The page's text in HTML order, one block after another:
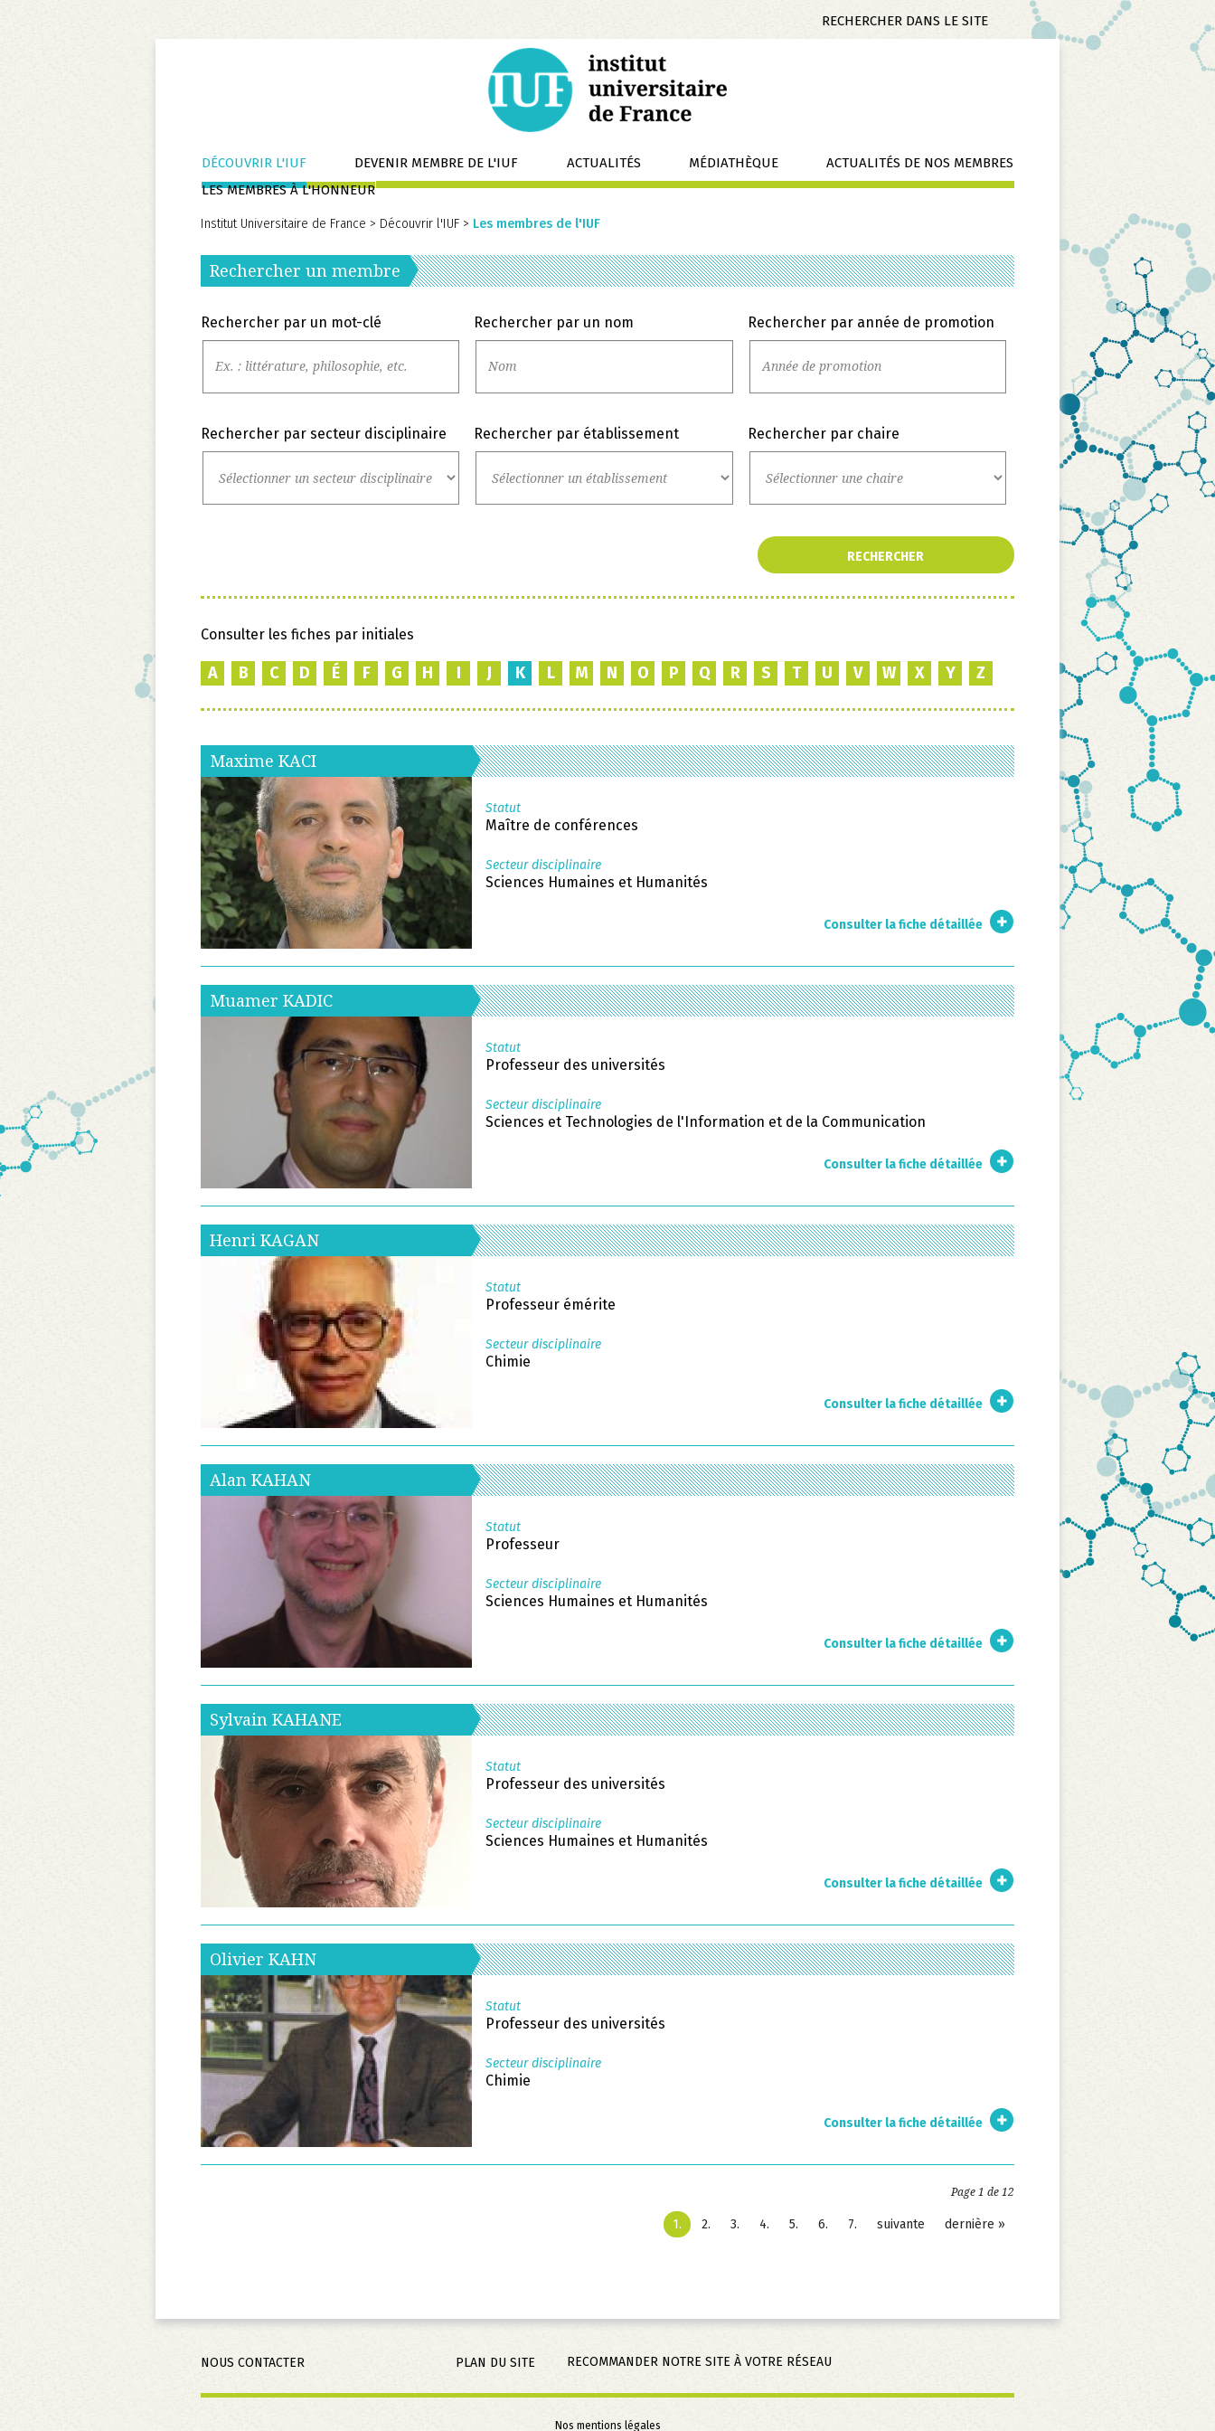
Mots-
Aller
au
contenu
DÉCOUVRIR L'IUF DEVENIR MEMBRE DE L'IUF ACTUALITÉS MÉDIATHÈQUE
ACTUALITÉS DE NOS MEMBRES
LES MEMBRES À L'HONNEUR
Institut Universitaire de France > Découvrir l'IUF > Les membres de l'IUF
Rechercher un membre
Rechercher par un mot-clé Rechercher par un nom Rechercher par année de promotion
Rechercher par secteur disciplinaire Rechercher par établissement Rechercher par chaire
Consulter les fiches par initiales
A B C D É F G H I J K L M N O P Q R S T U V W X Y Z
Maxime KACI
Statut
Maître de conférences
Secteur disciplinaire
Sciences Humaines et Humanités
Consulter la fiche détaillée
Muamer KADIC
Statut
Professeur des universités
Secteur disciplinaire
Sciences et Technologies de l'Information et de la Communication
Consulter la fiche détaillée
Henri KAGAN
Statut
Professeur émérite
Secteur disciplinaire
Chimie
Consulter la fiche détaillée
Alan KAHAN
Statut
Professeur
Secteur disciplinaire
Sciences Humaines et Humanités
Consulter la fiche détaillée
Sylvain KAHANE
Statut
Professeur des universités
Secteur disciplinaire
Sciences Humaines et Humanités
Consulter la fiche détaillée
Olivier KAHN
Statut
Professeur des universités
Secteur disciplinaire
Chimie
Consulter la fiche détaillée
Page 1 de 12
1 2 3 4 5 6 7 suivante dernière »
au
NOUS CONTACTER PLAN DU SITE RECOMMANDER NOTRE SITE À VOTRE RÉSEAU
Aller
Nos mentions légales